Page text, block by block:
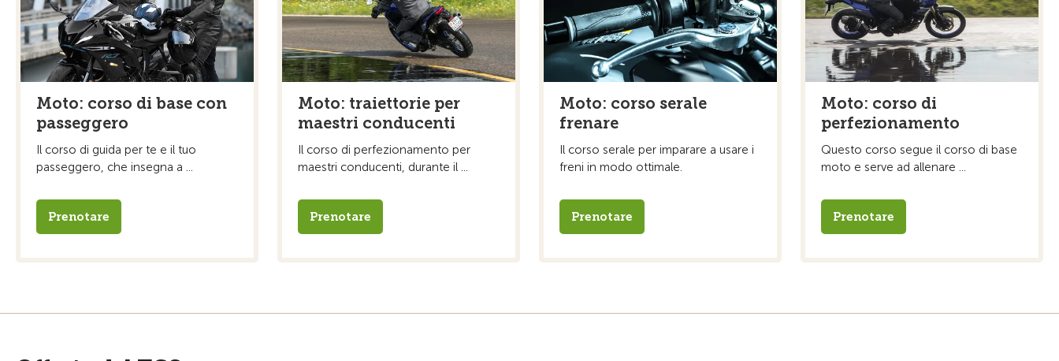
Moto: corso di base con
passeggero
Il corso di guida per te e il tuo
passeggero, che insegna a ...
Prenotare
Moto: traiettorie per
maestri conducenti
Il corso di perfezionamento per
maestri conducenti, durante il ...
Prenotare
Moto: corso serale
frenare
Il corso serale per imparare a usare i
freni in modo ottimale.
Prenotare
Moto: corso di
perfezionamento
Questo corso segue il corso di base
moto e serve ad allenare ...
Prenotare